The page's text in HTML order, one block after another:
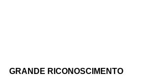
GRANDE RICONOSCIMENTO